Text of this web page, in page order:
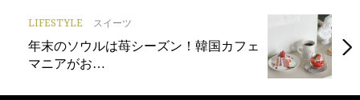
LIFESTYLE スイーツ
年末のソウルは苺シーズン！韓国カフェ
マニアがお…